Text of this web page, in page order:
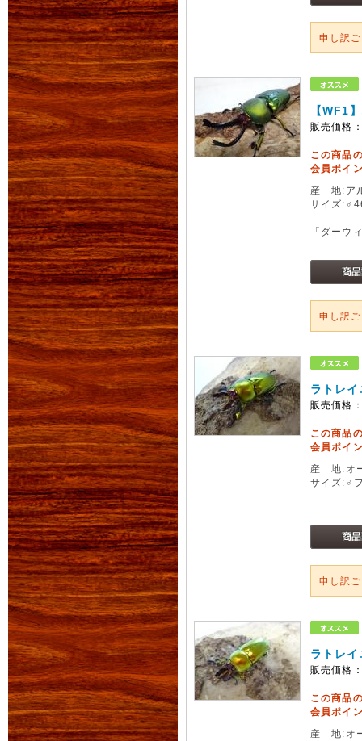
申し訳
【WF1
販売価格
この商品
会員ポイ
産 地:ア
サイズ
「ダーウ
申し訳
ラトレ
販売価格
この商品
会員ポイ
産 地:オ
サイズ:♂
申し訳
ラトレ
販売価格
この商品
会員ポイ
産 地:オ